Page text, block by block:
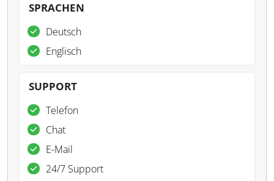
SPRACHEN
Deutsch
Englisch
SUPPORT
Telefon
Chat
E-Mail
24/7 Support